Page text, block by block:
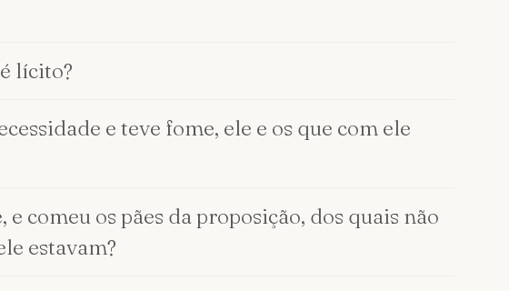
lícito?
e teve fome, ele e os que com ele
comeu os pães da proposição, dos quais não
estavam?